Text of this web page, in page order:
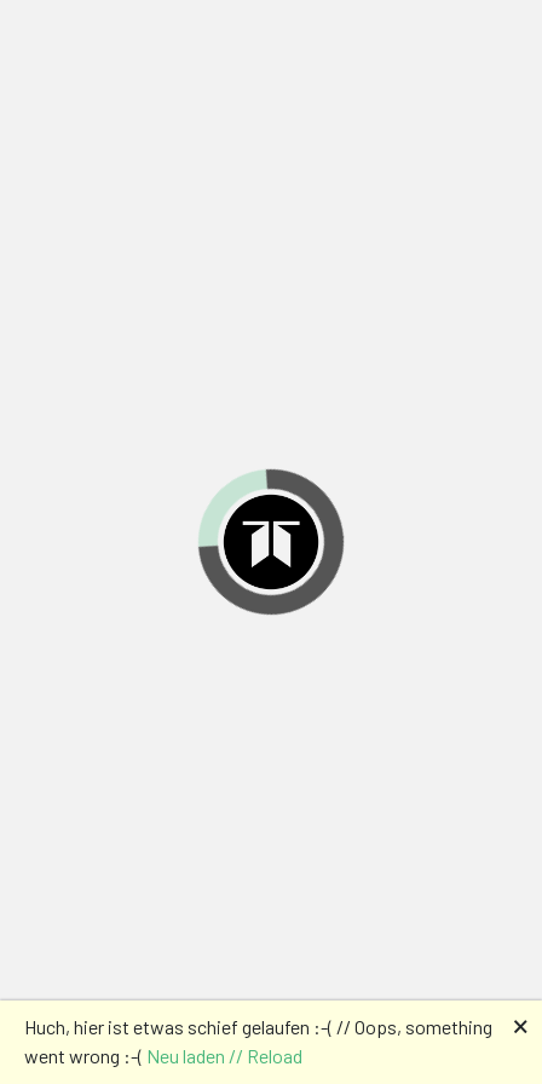
Huch, hier ist etwas schief gelaufen :-( // Oops, something
went wrong :-( Neu laden // Reload
🗙